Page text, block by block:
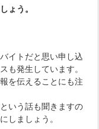
ょう。
イトだと思い申し込
も発生しています。
を伝えることにも注
いう話も聞きますの
しましょう。